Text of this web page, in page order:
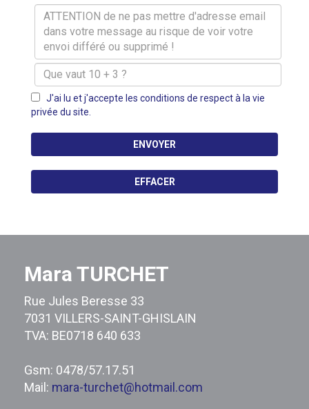
J'ai lu et j'accepte les conditions de respect à la vie
privée du site.
ENVOYER
EFFACER
Mara TURCHET
Rue Jules Beresse 33
7031 VILLERS-SAINT-GHISLAIN
TVA: BE0718 640 633
Gsm: 0478/57.17.51
Mail: mara-turchet@hotmail.com